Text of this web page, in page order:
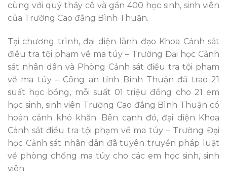
cùng với quý thầy cô và gần 400 học sinh, sinh viên
của Trường Cao đẳng Bình Thuận.
Tại chương trình, đại diện lãnh đạo Khoa Cảnh sát
điều tra tội phạm về ma túy – Trường Đại học Cảnh
sát nhân dân và Phòng Cảnh sát điều tra tội phạm
về ma túy – Công an tỉnh Bình Thuận đã trao 21
suất học bổng, mỗi suất 01 triệu đồng cho 21 em
học sinh, sinh viên Trường Cao đẳng Bình Thuận có
hoàn cảnh khó khăn. Bên cạnh đó, đại diện Khoa
Cảnh sát điều tra tội phạm về ma túy – Trường Đại
học Cảnh sát nhân dân đã tuyên truyền pháp luật
về phòng chống ma túy cho các em học sinh, sinh
viên.